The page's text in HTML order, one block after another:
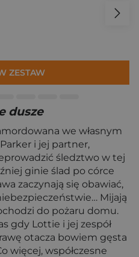
ZESTAW
dusze
we własnym
i jej partner,
śledztwo w tej
ginie ślad po córce
zaczynają się obawiać,
Mijają
do pożaru domu.
gdy Lottie i jej zespół
otacza bowiem gęsta
więcej, współczesne